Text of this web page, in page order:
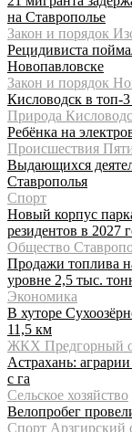
на Ставрополье
Закон и порядок
Рецидивиста
Новопавловске
Закон и порядок
Кисловодск в топ-
Природа
Ребёнка на
Происшествия
Выдающихся
Ставрополья
Спорт
Новый корпус
резидентов в 2027
Общество
Продажи топлива
уровне 2,5 тыс.
Экономика
В хуторе
11,5 км
ЖКХ Предгорный
Астрахань:
с га
Сельское хозяйство
Велопробег
Спорт Арзгирский